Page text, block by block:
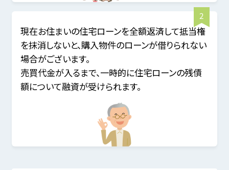
現在お住まいの住宅ローンを全額返済して抵当権
を抹消しないと、購入物件のローンが借りられない
場合がございます。
売買代金が入るまで、一時的に住宅ローンの残債
額について融資が受けられます。